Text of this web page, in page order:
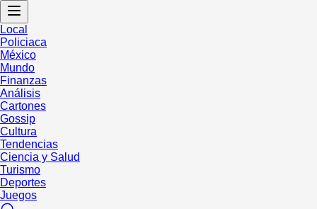
Local
Policiaca
México
Mundo
Finanzas
Análisis
Cartones
Gossip
Cultura
Tendencias
Ciencia y Salud
Turismo
Deportes
Juegos